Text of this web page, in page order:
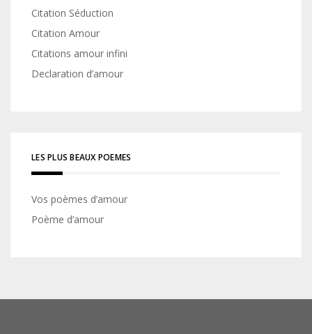
Citation Séduction
Citation Amour
Citations amour infini
Declaration d’amour
LES PLUS BEAUX POEMES
Vos poèmes d’amour
Poème d’amour